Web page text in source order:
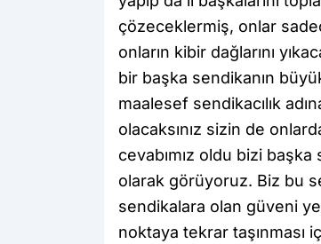
çözeceklermiş, onlar
onların kibir dağlarını
bir başka sendikanın
maalesef sendikacılık
olacaksınız sizin de
cevabımız oldu bizi başka
olarak görüyoruz. Biz bu
sendikalara olan güveni
noktaya tekrar taşınması